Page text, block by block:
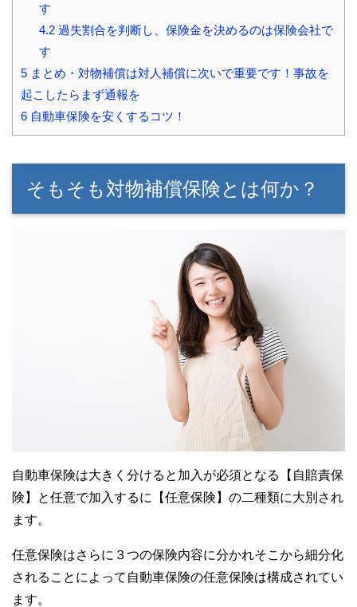
す
4.2過失割合を判断し、保険金を決めるのは保険会社で
す
5 まとめ・対物補償は対人補償に次いで重要です！事故を
起こしたらまず通報を
6 自動車保険を安くするコツ！
そもそも対物補償保険とは何か？
自動車保険は大きく分けると加入が必須となる【自賠責保
険】と任意で加入するに【任意保険】の二種類に大別され
ます。
任意保険はさらに３つの保険内容に分かれそこから細分化
されることによって自動車保険の任意保険は構成されてい
ます。